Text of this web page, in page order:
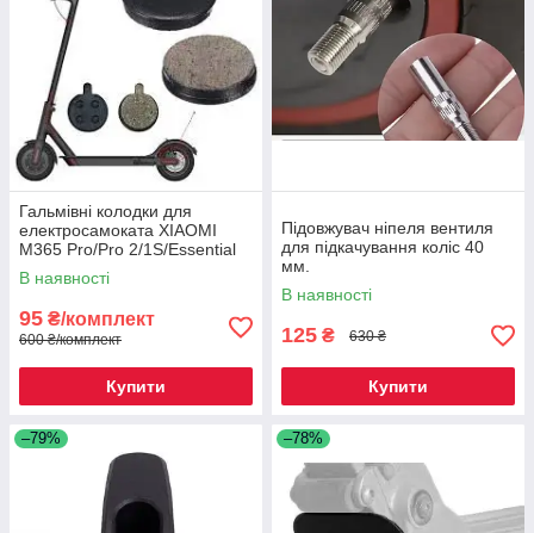
Гальмівні колодки для
електросамоката XIAOMI
M365 Pro/Pro 2/1S/Essential
В наявності
95 ₴/комплект
600 ₴/комплект
Купити
Підовжувач ніпеля вентиля
для підкачування коліс 40
мм.
В наявності
125 ₴ 630 ₴
Купити
–79% –78%